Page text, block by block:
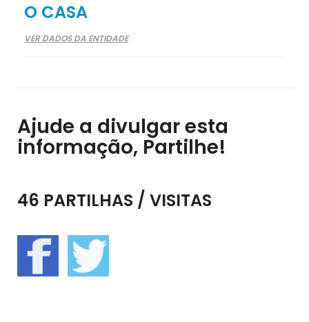
O CASA
VER DADOS DA ENTIDADE
Ajude a divulgar esta
informação, Partilhe!
46 PARTILHAS / VISITAS